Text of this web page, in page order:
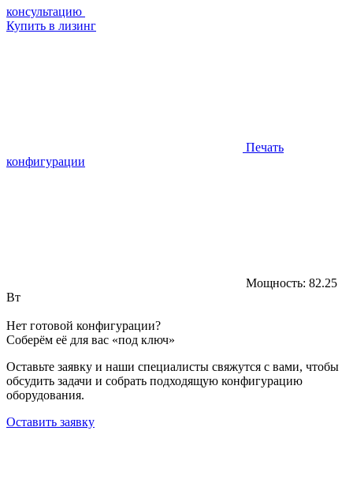
консультацию
Купить в лизинг
Печать
конфигурации
Мощность: 82.25
Вт
Нет готовой конфигурации?
Соберём её для вас «под ключ»
Оставьте заявку и наши специалисты свяжутся с вами, чтобы
обсудить задачи и собрать подходящую конфигурацию
оборудования.
Оставить заявку